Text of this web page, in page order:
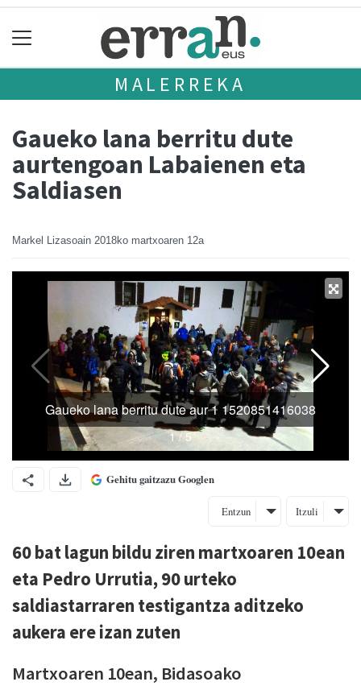
MALERREKA
Gaueko lana berritu dute
aurtengoan Labaienen eta
Saldiasen
Markel Lizasoain 2018ko martxoaren 12a
Gehitu gaitzazu Googlen
Entzun Itzuli
60 bat lagun bildu ziren martxoaren 10ean
eta Pedro Urrutia, 90 urteko
saldiastarraren testigantza aditzeko
aukera ere izan zuten
Martxoaren 10ean, Bidasoako